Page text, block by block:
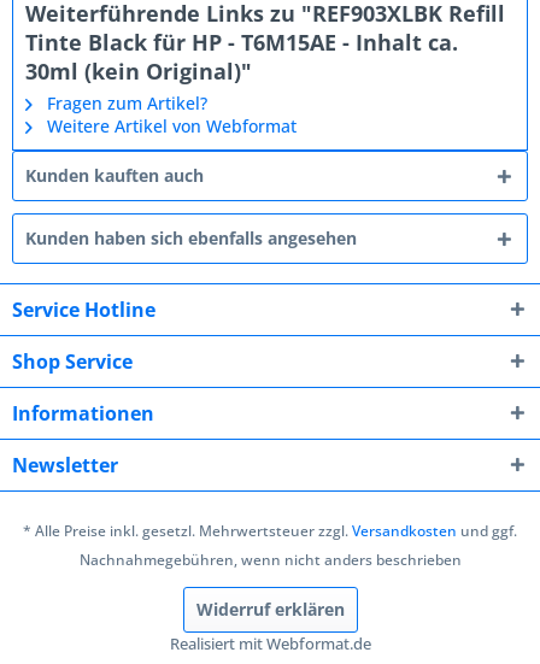
Weiterführende Links zu "REF903XLBK Refill
Tinte Black für HP - T6M15AE - Inhalt ca.
30ml (kein Original)"
Fragen zum Artikel?
Weitere Artikel von Webformat
Kunden kauften auch
Kunden haben sich ebenfalls angesehen
Service Hotline
Shop Service
Informationen
Newsletter
* Alle Preise inkl. gesetzl. Mehrwertsteuer zzgl.Versandkosten und ggf.
Nachnahmegebühren, wenn nicht anders beschrieben
Widerruf erklären
Realisiert mit Webformat.de